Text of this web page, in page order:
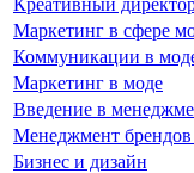
Маркетинг в сфере
Коммуникации в
Маркетинг в моде
Введение в
Менеджмент
Бизнес и дизайн